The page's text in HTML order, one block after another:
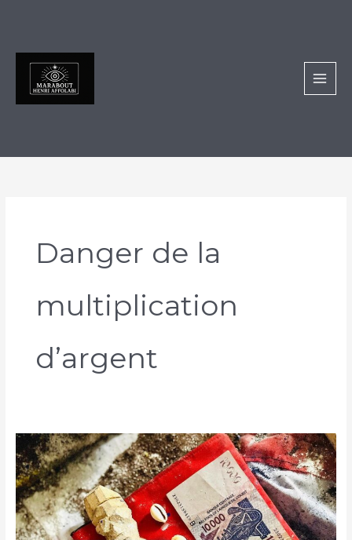
Danger de la
multiplication
d’argent